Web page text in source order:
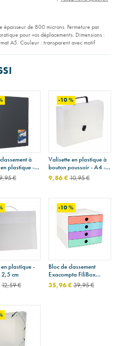
épaisseur de 800 microns. Fermeture par
pour vos déplacements. Dimensions :
A5. Couleur : transparent avec motif
à
plastique -
cm
€
-10 %
Valisette en plastique à
bouton poussoir - A4 -
dos 8 cm
9,86 €10,95 €
plastique -
cm
12,59 €
-10 %
Bloc de classement
Exacompta FiliBox
CANDY TIDY
35,96 €39,95 €